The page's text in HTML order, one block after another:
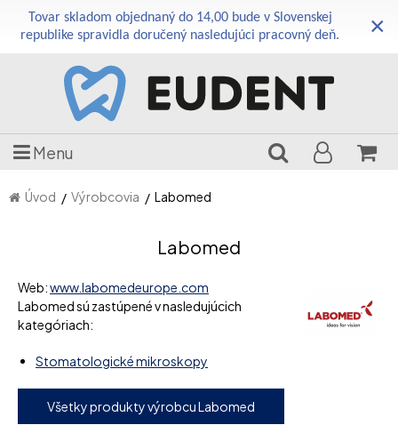
Tovar skladom objednaný do 14,00 bude v Slovenskej
republike spravidla doručený nasledujúci pracovný deň.
×
Menu
Úvod Výrobcovia Labomed
Labomed
Web:www.labomedeurope.com
Labomed sú zastúpené v nasledujúcich
kategóriach:
Stomatologické mikroskopy
Všetky produkty výrobcu Labomed